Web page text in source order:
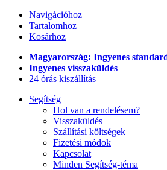
Navigációhoz
Tartalomhoz
Kosárhoz
Magyarország: Ingyenes
Ingyenes visszaküldés
24 órás kiszállítás
Segítség
Hol van a rendelésem?
Visszaküldés
Szállítási költségek
Fizetési módok
Kapcsolat
Minden Segítség-téma